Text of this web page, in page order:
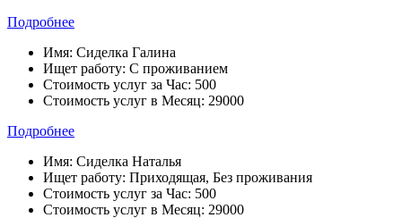
Подробнее
Имя: Сиделка Галина
Ищет работу: С проживанием
Стоимость услуг за Час: 500
Стоимость услуг в Месяц: 29000
Подробнее
Имя: Сиделка Наталья
Ищет работу: Приходящая, Без проживания
Стоимость услуг за Час: 500
Стоимость услуг в Месяц: 29000